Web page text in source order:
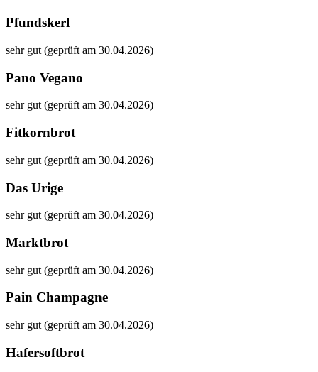
Pfundskerl
sehr gut (geprüft am 30.04.2026)
Pano Vegano
sehr gut (geprüft am 30.04.2026)
Fitkornbrot
sehr gut (geprüft am 30.04.2026)
Das Urige
sehr gut (geprüft am 30.04.2026)
Marktbrot
sehr gut (geprüft am 30.04.2026)
Pain Champagne
sehr gut (geprüft am 30.04.2026)
Hafersoftbrot